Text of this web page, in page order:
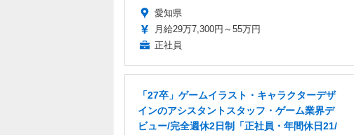
愛知県
月給29万7,300円～55万円
正社員
「27卒」ゲームイラスト・キャラクターデザ
インのアシスタントスタッフ・ゲーム業界デ
ビュー/完全週休2日制「正社員・年間休日21/